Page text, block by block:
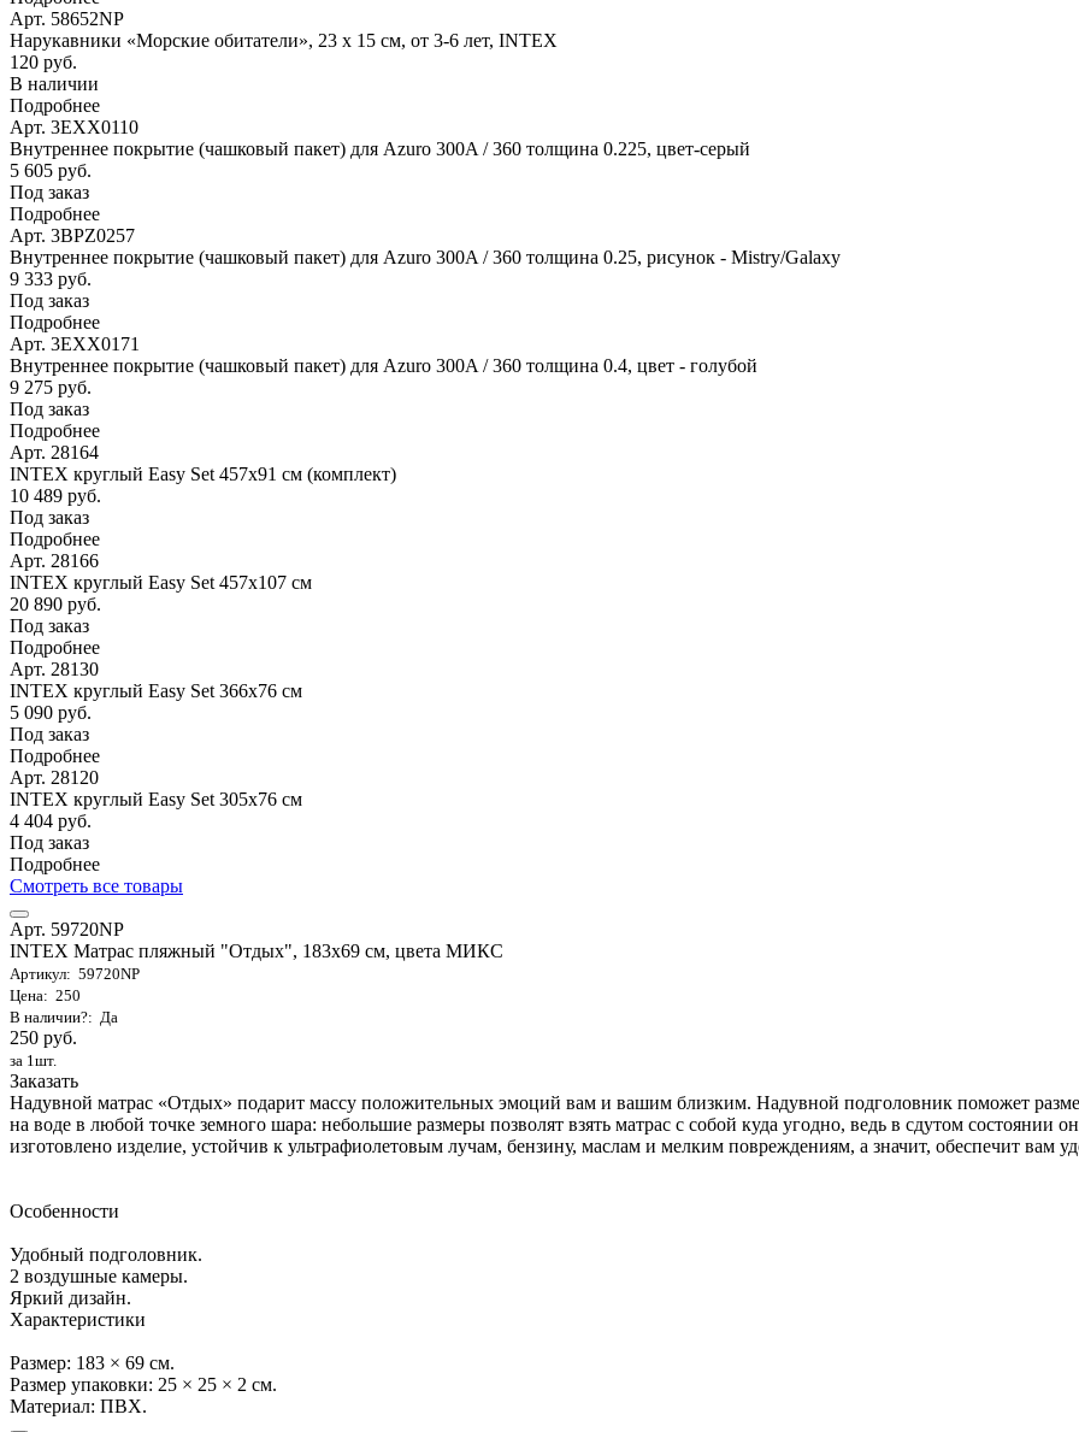
Арт. 58652NP
Нарукавники «Морские обитатели», 23 х 15 см, от 3-6 лет, INTEX
120 руб.
В наличии
Подробнее
Арт. 3EXX0110
Внутреннее покрытие (чашковый пакет) для Azuro 300A / 360 толщина 0.225, цвет-серый
5 605 руб.
Под заказ
Подробнее
Арт. 3BPZ0257
Внутреннее покрытие (чашковый пакет) для Azuro 300A / 360 толщина 0.25, рисунок - Mistry/Galaxy
9 333 руб.
Под заказ
Подробнее
Арт. 3EXX0171
Внутреннее покрытие (чашковый пакет) для Azuro 300A / 360 толщина 0.4, цвет - голубой
9 275 руб.
Под заказ
Подробнее
Арт. 28164
INTEX круглый Easy Set 457х91 см (комплект)
10 489 руб.
Под заказ
Подробнее
Арт. 28166
INTEX круглый Easy Set 457х107 см
20 890 руб.
Под заказ
Подробнее
Арт. 28130
INTEX круглый Easy Set 366х76 см
5 090 руб.
Под заказ
Подробнее
Арт. 28120
INTEX круглый Easy Set 305х76 см
4 404 руб.
Под заказ
Подробнее
Смотреть все товары
Арт. 59720NP
INTEX Матрас пляжный "Отдых", 183х69 см, цвета МИКС
Артикул: 59720NP
Цена: 250
В наличии?: Да
250 руб.
за 1шт.
Заказать
Надувной матрас «Отдых» подарит массу положительных эмоций вам и вашим близким. Надувной подголовник поможет
на воде в любой точке земного шара: небольшие размеры позволят взять матрас с собой куда угодно, ведь в сдутом состоянии
изготовлено изделие, устойчив к ультрафиолетовым лучам, бензину, маслам и мелким повреждениям, а значит, обеспечит вам
Особенности
Удобный подголовник.
2 воздушные камеры.
Яркий дизайн.
Характеристики
Размер: 183 × 69 см.
Размер упаковки: 25 × 25 × 2 см.
Материал: ПВХ.